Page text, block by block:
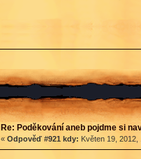
Re: Poděkování aneb pojdme si
« Odpověď #921 kdy: Květen 19, 2012,